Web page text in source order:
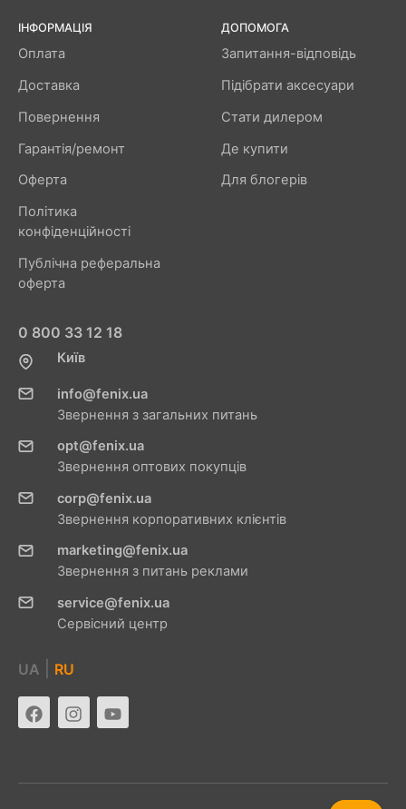
ІНФОРМАЦІЯ
Оплата
Доставка
Повернення
Гарантія/ремонт
Оферта
Політика
конфіденційності
Публічна реферальна
оферта
ДОПОМОГА
Запитання-відповідь
Підібрати аксесуари
Стати дилером
Де купити
Для блогерів
0 800 33 12 18
Київ
info@fenix.ua
Звернення з загальних питань
opt@fenix.ua
Звернення оптових покупців
corp@fenix.ua
Звернення корпоративних клієнтів
marketing@fenix.ua
Звернення з питань реклами
service@fenix.ua
Сервісний центр
UA RU